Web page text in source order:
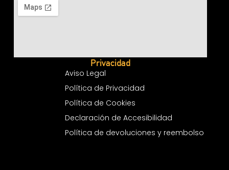
Privacidad
Aviso Legal
Política de Privacidad
Política de Cookies
Declaración de Accesibilidad
Política de devoluciones y reembolso